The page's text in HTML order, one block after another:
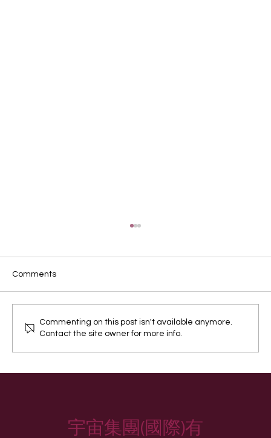
破壞是一種宣言
Comments
Commenting on this post isn't available anymore.
Contact the site owner for more info.
宇宙集團(國際)有